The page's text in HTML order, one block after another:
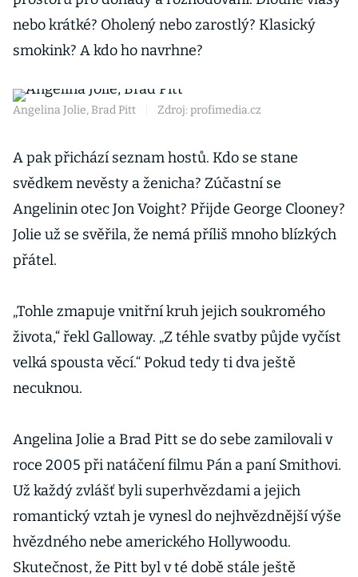
nebo krátké? Oholený nebo zarostlý? Klasický
smokink? A kdo ho navrhne?
Angelina Jolie, Brad Pitt Zdroj: profimedia.cz
A pak přichází seznam hostů. Kdo se stane
svědkem nevěsty a ženicha? Zúčastní se
Angelinin otec Jon Voight? Přijde George Clooney?
Jolie už se svěřila, že nemá příliš mnoho blízkých
přátel.
„Tohle zmapuje vnitřní kruh jejich soukromého
života,“ řekl Galloway. „Z téhle svatby půjde vyčíst
velká spousta věcí.“ Pokud tedy ti dva ještě
necuknou.
Angelina Jolie a Brad Pitt se do sebe zamilovali v
roce 2005 při natáčení filmu Pán a paní Smithovi.
Už každý zvlášť byli superhvězdami a jejich
romantický vztah je vynesl do nejhvězdnější výše
hvězdného nebe amerického Hollywoodu.
Skutečnost, že Pitt byl v té době stále ještě